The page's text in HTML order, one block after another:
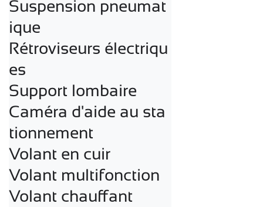
Suspension pneumat
ique
Rétroviseurs électriqu
es
Support lombaire
Caméra d'aide au sta
tionnement
Volant en cuir
Volant multifonction
Volant chauffant